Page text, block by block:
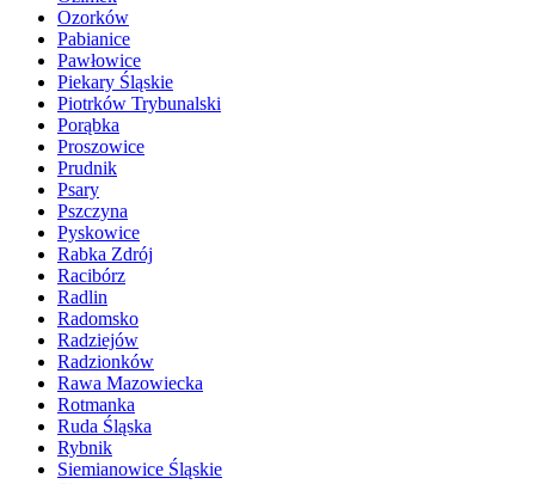
Ozorków
Pabianice
Pawłowice
Piekary Śląskie
Piotrków Trybunalski
Porąbka
Proszowice
Prudnik
Psary
Pszczyna
Pyskowice
Rabka Zdrój
Racibórz
Radlin
Radomsko
Radziejów
Radzionków
Rawa Mazowiecka
Rotmanka
Ruda Śląska
Rybnik
Siemianowice Śląskie